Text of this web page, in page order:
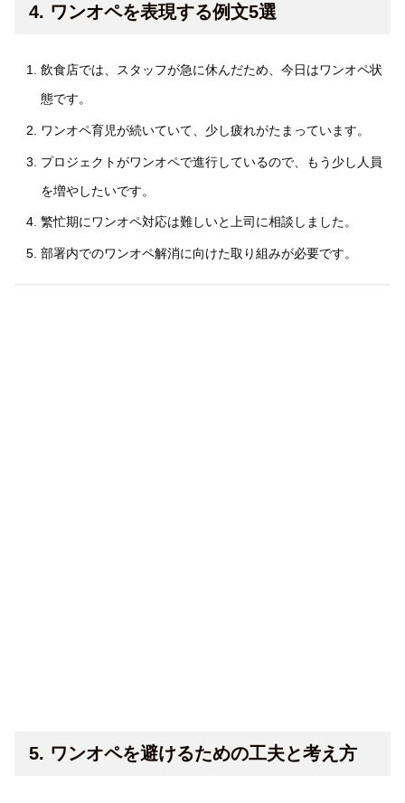
4. ワンオペを表現する例文5選
飲食店では、スタッフが急に休んだため、今日はワンオペ状
態です。
ワンオペ育児が続いていて、少し疲れがたまっています。
プロジェクトがワンオペで進行しているので、もう少し人員
を増やしたいです。
繁忙期にワンオペ対応は難しいと上司に相談しました。
部署内でのワンオペ解消に向けた取り組みが必要です。
5. ワンオペを避けるための工夫と考え方